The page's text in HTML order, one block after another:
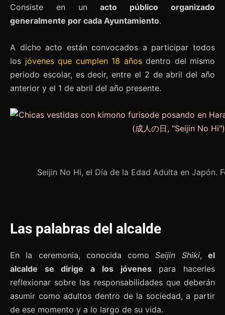
Consiste en unacto público organizado
generalmente por cada Ayuntamiento.
A dicho acto están convocados a participar todos
los jóvenes que cumplen 18 añosdentro del mismo
periodo escolar, es decir, entre el 2 de abril del año
anterior y el 1 de abril del año presente.
Seijin No Hi, el Día de la Edad Adulta en Japón.
Las palabras del alcalde
En la ceremonia, conocida comoSeijin Shiki,el
alcalde se dirige a los jóvenespara hacerles
reflexionar sobre las responsabilidades que deberán
asumir como adultos dentro de la sociedad, a partir
de ese momento y a lo largo de su vida.